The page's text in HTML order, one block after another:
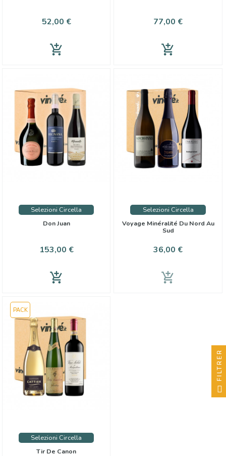
Prix
52,00 €
add_shopping_cart
Prix
77,00 €
add_shopping_cart
Selezioni Circella
Don Juan
Prix
153,00 €
add_shopping_cart
Selezioni Circella
Voyage Minéralité Du Nord Au
Sud
Prix
36,00 €
add_shopping_cart
Selezioni Circella
Tir De Canon
PACK
FILTRER